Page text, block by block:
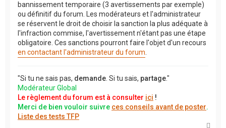
bannissement temporaire (3 avertissements par exemple)
ou définitif du forum. Les modérateurs et l'administrateur
se réservent le droit de choisir la sanction la plus adéquate à
l'infraction commise, l'avertissement n'étant pas une étape
obligatoire. Ces sanctions pourront faire l'objet d'un recours
en contactant l'administrateur du forum.
"Si tu ne sais pas, demande. Si tu sais, partage."
Modérateur Global
Le règlement du forum est à consulter ici !
Merci de bien vouloir suivre ces conseils avant de poster.
Liste des tests TFP